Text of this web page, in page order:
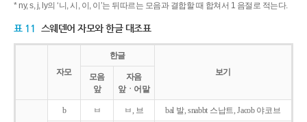
* ny, s, j, ly의 ‘니, 시, 이, 이’는 뒤따르는 모음과 결합할 때 합쳐서 1 음절로 적는다.
표 11 스웨덴어 자모와 한글 대조표
자모
한글
보기
모음
앞
자음
앞ㆍ어말
b ㅂ ㅂ, 브 bal 발, snabbt 스납트, Jacob 야코브